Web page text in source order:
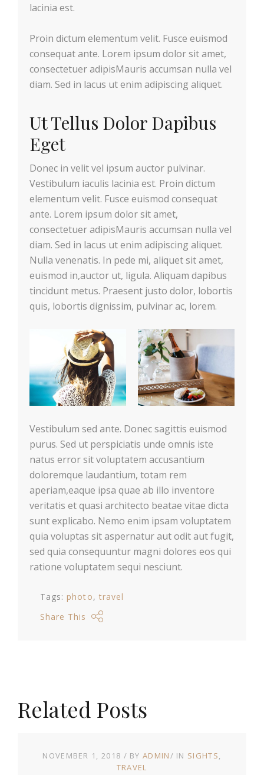
lacinia est.
Proin dictum elementum velit. Fusce euismod
consequat ante. Lorem ipsum dolor sit amet,
consectetuer adipisMauris accumsan nulla vel
diam. Sed in lacus ut enim adipiscing aliquet.
Ut Tellus Dolor Dapibus
Eget
Donec in velit vel ipsum auctor pulvinar.
Vestibulum iaculis lacinia est. Proin dictum
elementum velit. Fusce euismod consequat
ante. Lorem ipsum dolor sit amet,
consectetuer adipisMauris accumsan nulla vel
diam. Sed in lacus ut enim adipiscing aliquet.
Nulla venenatis. In pede mi, aliquet sit amet,
euismod in,auctor ut, ligula. Aliquam dapibus
tincidunt metus. Praesent justo dolor, lobortis
quis, lobortis dignissim, pulvinar ac, lorem.
Vestibulum sed ante. Donec sagittis euismod
purus. Sed ut perspiciatis unde omnis iste
natus error sit voluptatem accusantium
doloremque laudantium, totam rem
aperiam,eaque ipsa quae ab illo inventore
veritatis et quasi architecto beatae vitae dicta
sunt explicabo. Nemo enim ipsam voluptatem
quia voluptas sit aspernatur aut odit aut fugit,
sed quia consequuntur magni dolores eos qui
ratione voluptatem sequi nesciunt.
Tags: photo
travel
Share This
Related Posts
NOVEMBER 1, 2018 BYADMIN IN SIGHTS
TRAVEL